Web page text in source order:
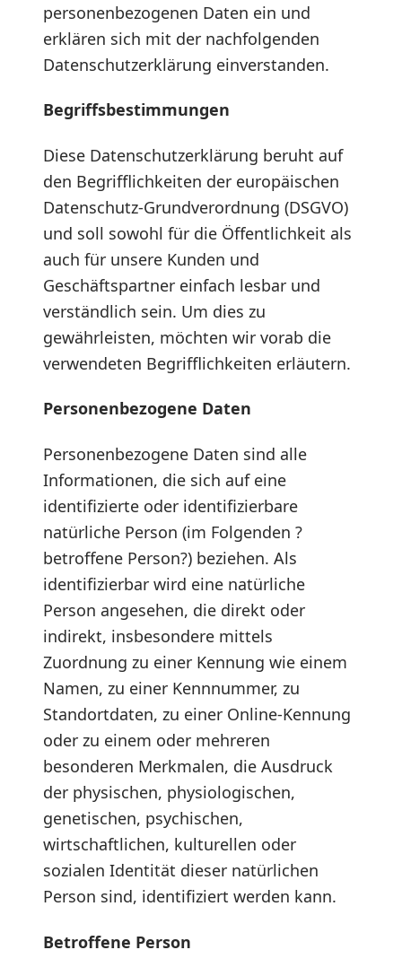
personenbezogenen Daten ein und
erklären sich mit der nachfolgenden
Datenschutzerklärung einverstanden.
Begriffsbestimmungen
Diese Datenschutzerklärung beruht auf
den Begrifflichkeiten der europäischen
Datenschutz-Grundverordnung (DSGVO)
und soll sowohl für die Öffentlichkeit als
auch für unsere Kunden und
Geschäftspartner einfach lesbar und
verständlich sein. Um dies zu
gewährleisten, möchten wir vorab die
verwendeten Begrifflichkeiten erläutern.
Personenbezogene Daten
Personenbezogene Daten sind alle
Informationen, die sich auf eine
identifizierte oder identifizierbare
natürliche Person (im Folgenden ?
betroffene Person?) beziehen. Als
identifizierbar wird eine natürliche
Person angesehen, die direkt oder
indirekt, insbesondere mittels
Zuordnung zu einer Kennung wie einem
Namen, zu einer Kennnummer, zu
Standortdaten, zu einer Online-Kennung
oder zu einem oder mehreren
besonderen Merkmalen, die Ausdruck
der physischen, physiologischen,
genetischen, psychischen,
wirtschaftlichen, kulturellen oder
sozialen Identität dieser natürlichen
Person sind, identifiziert werden kann.
Betroffene Person